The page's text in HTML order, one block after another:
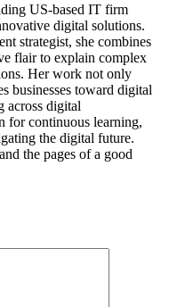
US-based IT firm
digital solutions.
strategist, she combines
flair to explain complex
Her work not only
businesses toward digital
across digital
for continuous learning,
the digital future.
the pages of a good